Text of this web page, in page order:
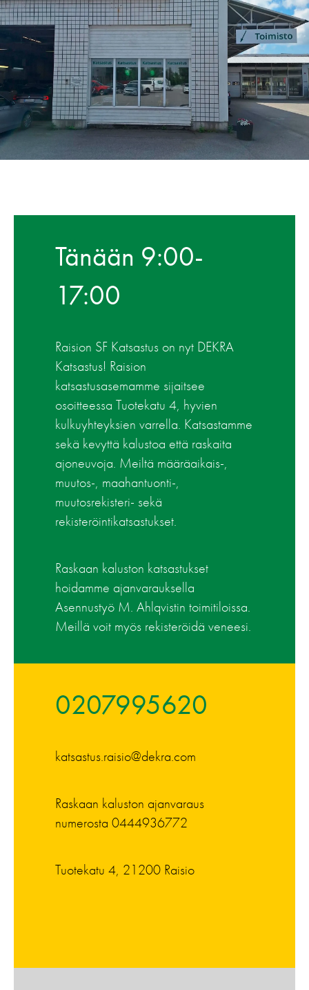
Tänään 9:00-
17:00
Raision SF Katsastus on nyt DEKRA
Katsastus! Raision
katsastusasemamme sijaitsee
osoitteessa Tuotekatu 4, hyvien
kulkuyhteyksien varrella. Katsastamme
sekä kevyttä kalustoa että raskaita
ajoneuvoja. Meiltä määräaikais-,
muutos-, maahantuonti-,
muutosrekisteri- sekä
rekisteröintikatsastukset.
Raskaan kaluston katsastukset
hoidamme ajanvarauksella
Asennustyö M. Ahlqvistin toimitiloissa.
Meillä voit myös rekisteröidä veneesi.
0207995620
katsastus.raisio@dekra.com
Raskaan kaluston ajanvaraus
numerosta 0444936772
Tuotekatu 4, 21200 Raisio